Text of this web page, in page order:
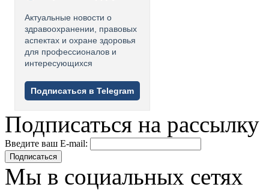
Актуальные новости о
здравоохранении, правовых
аспектах и охране здоровья
для профессионалов и
интересующихся
Подписаться в Telegram
Подписаться на рассылку
Введите ваш E-mail:
Подписаться
Мы в социальных сетях